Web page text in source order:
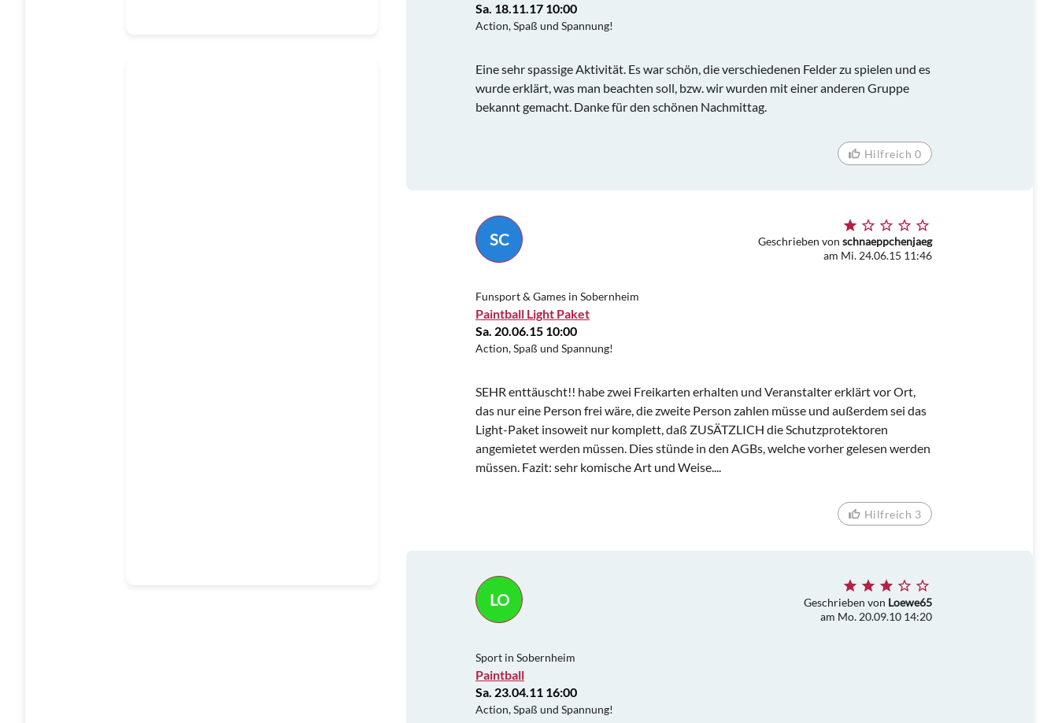
Sa. 18.11.17 10:00
Action, Spaß und Spannung!
Eine sehr spassige Aktivität. Es war schön, die verschiedenen Felder zu spielen und es
wurde erklärt, was man beachten soll, bzw. wir wurden mit einer anderen Gruppe
bekannt gemacht. Danke für den schönen Nachmittag.
Hilfreich 0
SC Geschrieben von schnaeppchenjaeg
am Mi. 24.06.15 11:46
Funsport & Games in Sobernheim
Paintball Light Paket
Sa. 20.06.15 10:00
Action, Spaß und Spannung!
SEHR enttäuscht!! habe zwei Freikarten erhalten und Veranstalter erklärt vor Ort,
das nur eine Person frei wäre, die zweite Person zahlen müsse und außerdem sei das
Light-Paket insoweit nur komplett, daß ZUSÄTZLICH die Schutzprotektoren
angemietet werden müssen. Dies stünde in den AGBs, welche vorher gelesen werden
müssen. Fazit: sehr komische Art und Weise....
Hilfreich 3
LO Geschrieben von Loewe65
am Mo. 20.09.10 14:20
Sport in Sobernheim
Paintball
Sa. 23.04.11 16:00
Action, Spaß und Spannung!